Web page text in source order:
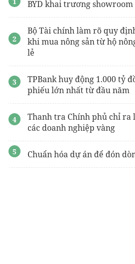
BYD khai trương
Bộ Tài chính làm rõ quy
khi mua nông sản từ hộ
lẻ
TPBank huy động 1.000 tỷ
phiếu lớn nhất từ đầu năm
Thanh tra Chính phủ chỉ ra
các doanh nghiệp vàng
Chuẩn hóa dự án để đón